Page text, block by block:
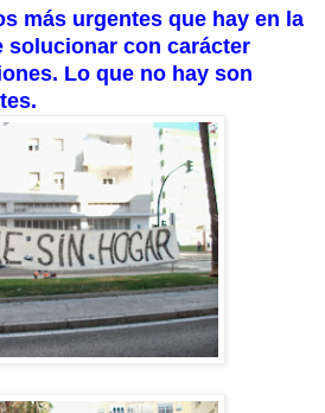
más urgentes que hay en la
solucionar con carácter
Lo que no hay son